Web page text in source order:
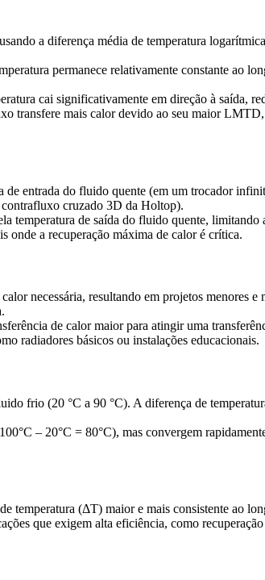
a diferença média de temperatura
permanece relativamente constante ao
cai significativamente em direção à saída,
transfere mais calor devido ao seu maior
entrada do fluido quente (em um trocador
cruzado 3D da Holtop).
temperatura de saída do fluido quente,
onde a recuperação máxima de calor é crítica.
necessária, resultando em projetos menores
de calor maior para atingir uma
radiadores básicos ou instalações educacionais.
frio (20 °C a 90 °C). A diferença de
– 20°C = 80°C), mas convergem
temperatura (ΔT) maior e mais consistente ao
que exigem alta eficiência, como